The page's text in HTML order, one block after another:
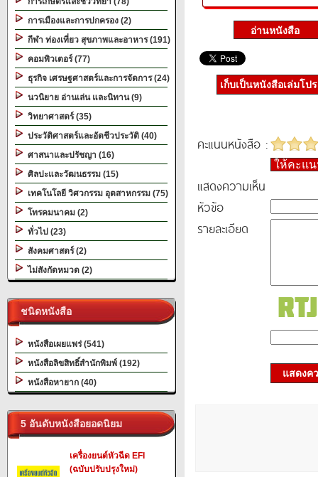
การเมืองและการปกครอง (2)
กีฬา ท่องเที่ยว สุขภาพและอาหาร (191)
คอมพิวเตอร์ (77)
ธุรกิจ เศรษฐศาสตร์และการจัดการ (24)
นวนิยาย อ่านเล่น และนิทาน (9)
วิทยาศาสตร์ (35)
ประวัติศาสตร์และอัตชีวประวัติ (40)
ศาสนาและปรัชญา (16)
ศิลปะและวัฒนธรรม (15)
เทคโนโลยี วิศวกรรม อุตสาหกรรม (75)
โทรคมนาคม (2)
ทั่วไป (23)
สังคมศาสตร์ (2)
ไม่สังกัดหมวด (2)
ชนิดหนังสือ
หนังสือเผยแพร่ (541)
หนังสือลิขสิทธิ์สำนักพิมพ์ (192)
หนังสือหายาก (40)
5 อันดับหนังสือยอดนิยม
เครื่องยนต์หัวฉีด EFI
(ฉบับปรับปรุงใหม่)
เก็บเป็นหนังสือเล่มโป
คะแนนหนังสือ :
ให้คะแ
แสดงความเห็น
หัวข้อ
รายละเอียด
แสดงค